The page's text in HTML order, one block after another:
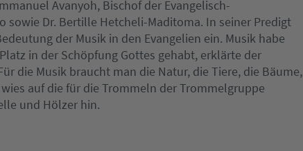
Avanyoh, Bischof der Evangelisch-
sowie Dr. Bertille Hetcheli-Maditoma. In seiner Predigt
der Musik in den Evangelien ein. Musik habe
in der Schöpfung Gottes gehabt, erklärte der
die Musik braucht man die Natur, die Tiere, die Bäume,
wies auf die für die Trommeln der Trommelgruppe
und Hölzer hin.